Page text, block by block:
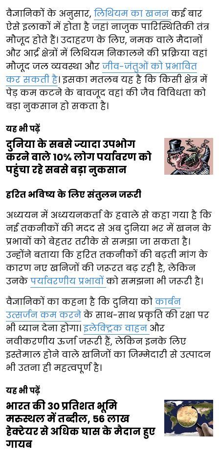
वैज्ञानिकों के अनुसार, लिथियम का खनन कई बार
ऐसे इलाकों में होता है जहां नाजुक पारिस्थितिकी तंत्र
मौजूद होते हैं। उदाहरण के लिए, नमक वाले मैदानों
और आर्द्र क्षेत्रों में लिथियम निकालने की प्रक्रिया वहां
मौजूद जल व्यवस्था और जीव-जंतुओं को प्रभावित
कर सकती है। इसका मतलब यह है कि किसी क्षेत्र में
पेड़ कम कटने के बावजूद वहां की जैव विविधता को
बड़ा नुकसान हो सकता है।
यह भी पढ़ें
दुनिया के सबसे ज्यादा उपभोग
करने वाले 10% लोग पर्यावरण को
पहुंचा रहे सबसे बड़ा नुकसान
हरित भविष्य के लिए संतुलन जरूरी
अध्ययन में अध्ययनकर्ता के हवाले से कहा गया है कि
नई तकनीकों की मदद से अब दुनिया भर में खनन के
प्रभावों को बेहतर तरीके से समझा जा सकता है।
उन्होंने बताया कि हरित तकनीकों की बढ़ती मांग के
कारण नए खनिजों की जरूरत बढ़ रही है, लेकिन
उनके पर्यावरणीय प्रभावों को समझना भी जरूरी है।
वैज्ञानिकों का कहना है कि दुनिया को कार्बन
उत्सर्जन कम करने के साथ-साथ प्रकृति की रक्षा पर
भी ध्यान देना होगा।इलेक्ट्रिक वाहन और
नवीकरणीय ऊर्जा जरूरी हैं, लेकिन इनके लिए
इस्तेमाल होने वाले खनिजों का जिम्मेदारी से उत्पादन
भी उतना ही महत्वपूर्ण है।
यह भी पढ़ें
भारत की 30 प्रतिशत भूमि
मरुस्थल में तब्दील, 56 लाख
हेक्टेयर से अधिक घास के मैदान हुए
गायब